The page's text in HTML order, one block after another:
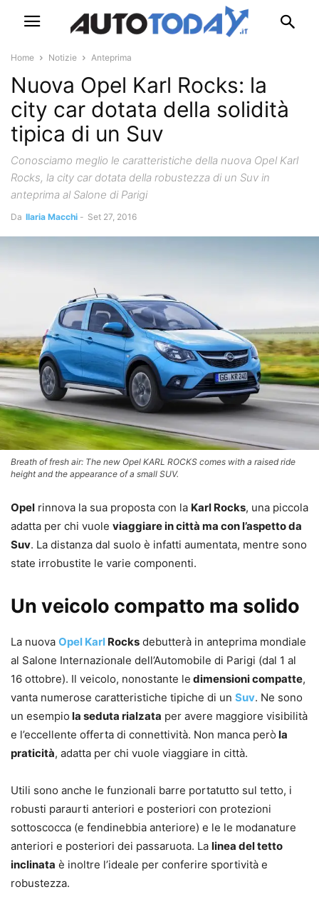
Home Notizie Anteprima
Nuova Opel Karl Rocks: la
city car dotata della solidità
tipica di un Suv
Conosciamo meglio le caratteristiche della nuova Opel Karl
Rocks, la city car dotata della robustezza di un Suv in
anteprima al Salone di Parigi
Da Ilaria Macchi - Set 27, 2016
Breath of fresh air: The new Opel KARL ROCKS comes with a raised ride
height and the appearance of a small SUV.
Opel rinnova la sua proposta con la Karl Rocks, una piccola
adatta per chi vuole viaggiare in città ma con l’aspetto da
Suv. La distanza dal suolo è infatti aumentata, mentre sono
state irrobustite le varie componenti.
Un veicolo compatto ma solido
La nuova Opel Karl Rocks debutterà in anteprima mondiale
al Salone Internazionale dell’Automobile di Parigi (dal 1 al
16 ottobre). Il veicolo, nonostante le dimensioni compatte,
vanta numerose caratteristiche tipiche di un Suv. Ne sono
un esempio la seduta rialzata per avere maggiore visibilità
e l’eccellente offerta di connettività. Non manca però la
praticità, adatta per chi vuole viaggiare in città.
Utili sono anche le funzionali barre portatutto sul tetto, i
robusti paraurti anteriori e posteriori con protezioni
sottoscocca (e fendinebbia anteriore) e le le modanature
anteriori e posteriori dei passaruota. La linea del tetto
inclinata è inoltre l’ideale per conferire sportività e
robustezza.